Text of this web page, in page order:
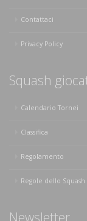
Contattaci
Privacy Policy
Squash
Calendario Tornei
Classifica
Regolamento
Regole dello Squash
Newsletter